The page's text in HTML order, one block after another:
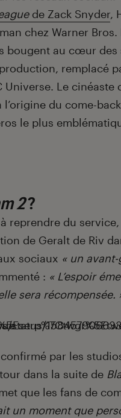
de Zack Snyder,
chez Warner Bros.
bougent au cœur des
remplacé
Universe. Le cinéaste
du come-
le plus
2?
reprendre du service,
de Geralt de Riv
sociaux « un
: « L’espoir
sera récompensée.
par les
dans la suite de
que les fans de
un moment que